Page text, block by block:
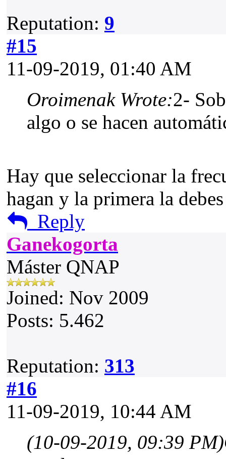
Reputation: 9
#15
11-09-2019, 01:40 AM
Oroimenak Wrote:2-
algo o se hacen
Hay que seleccionar la
hagan y la primera la
Reply
Ganekogorta
Máster QNAP
Joined: Nov 2009
Posts: 5.462
Reputation: 313
#16
11-09-2019, 10:44 AM
(10-09-2019, 09:39 PM)